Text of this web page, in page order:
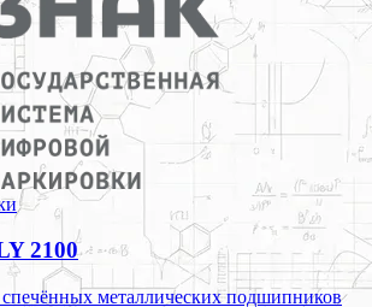
2100
металлических подшипников